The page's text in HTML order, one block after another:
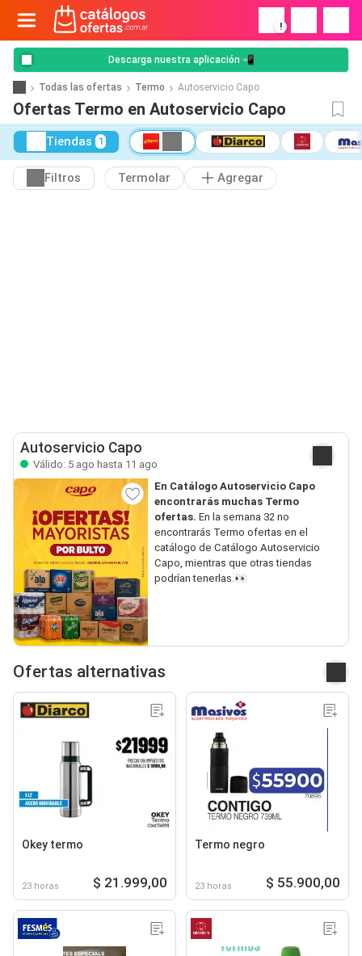
!
Descarga nuestra aplicación 📲
Todas las ofertas Termo Autoservicio Capo
Ofertas Termo en Autoservicio Capo
Tiendas 1
Filtros Termolar Agregar
Autoservicio Capo
Válido: 5 ago hasta 11 ago
En Catálogo Autoservicio Capo
encontrarás muchas Termo
ofertas. En la semana 32 no
encontrarás Termo ofertas en el
catálogo de Catálogo Autoservicio
Capo, mientras que otras tiendas
podrían tenerlas.👀
Ofertas alternativas
Okey termo
23 horas $ 21.999,00
Termo negro
23 horas $ 55.900,00